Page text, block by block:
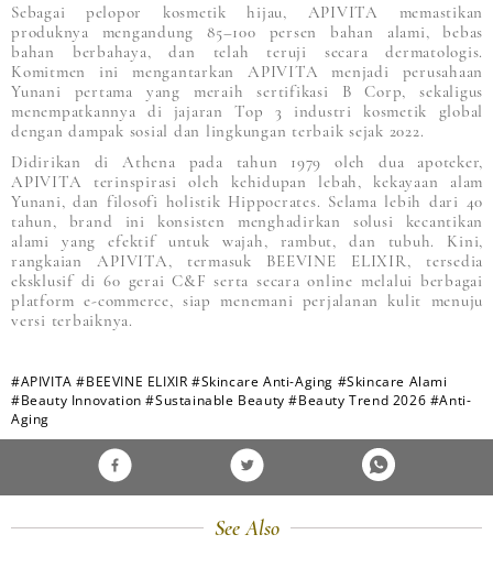
Sebagai pelopor kosmetik hijau, APIVITA memastikan
produknya mengandung 85–100 persen bahan alami, bebas
bahan berbahaya, dan telah teruji secara dermatologis.
Komitmen ini mengantarkan APIVITA menjadi perusahaan
Yunani pertama yang meraih sertifikasi B Corp, sekaligus
menempatkannya di jajaran Top 3 industri kosmetik global
dengan dampak sosial dan lingkungan terbaik sejak 2022.
Didirikan di Athena pada tahun 1979 oleh dua apoteker,
APIVITA terinspirasi oleh kehidupan lebah, kekayaan alam
Yunani, dan filosofi holistik Hippocrates. Selama lebih dari 40
tahun, brand ini konsisten menghadirkan solusi kecantikan
alami yang efektif untuk wajah, rambut, dan tubuh. Kini,
rangkaian APIVITA, termasuk BEEVINE ELIXIR, tersedia
eksklusif di 60 gerai C&F serta secara online melalui berbagai
platform e-commerce, siap menemani perjalanan kulit menuju
versi terbaiknya.
#APIVITA #BEEVINE ELIXIR #Skincare Anti-Aging #Skincare Alami
#Beauty Innovation #Sustainable Beauty #Beauty Trend 2026 #Anti-
Aging
See Also